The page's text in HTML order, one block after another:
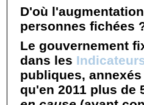
D'où
personnes fichées
Le gouvernement
dans les
publiques,
qu'en 2011 plus de